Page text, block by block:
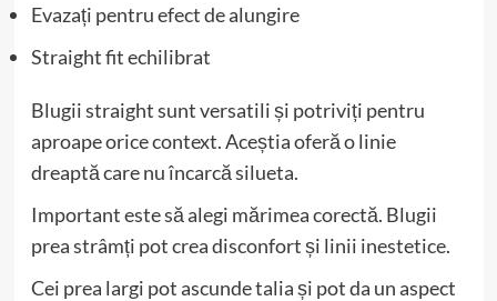
Evazați pentru efect de alungire
Straight fit echilibrat
Blugii straight sunt versatili și potriviți pentru
aproape orice context. Aceștia oferă o linie
dreaptă care nu încarcă silueta.
Important este să alegi mărimea corectă. Blugii
prea strâmți pot crea disconfort și linii inestetice.
Cei prea largi pot ascunde talia și pot da un aspect